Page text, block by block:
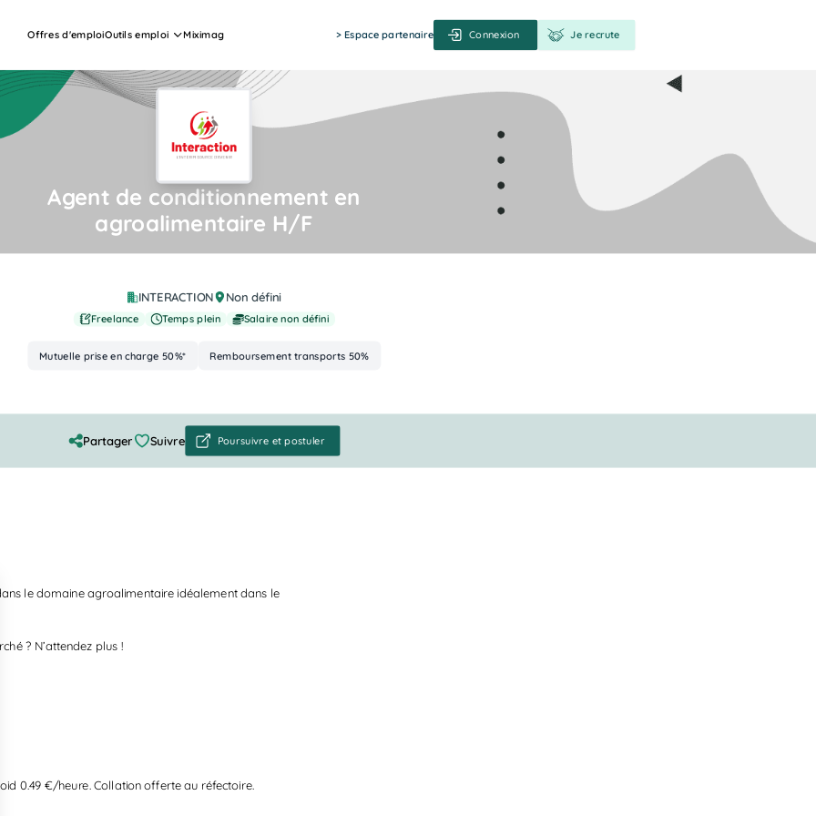
Offres d'emploiOutils emploi Miximag > Espace partenaire Connexion Je recrute
Agent de conditionnement en
agroalimentaire H/F
INTERACTION Non défini
Freelance Temps plein Salaire non défini
Advantages
Mutuelle prise en charge 50%* Remboursement transports 50%
Job Actions
Partager Suivre Poursuivre et postuler
le domaine agroalimentaire idéalement dans le
? N’attendez plus !
0.49 €/heure. Collation offerte au réfectoire.